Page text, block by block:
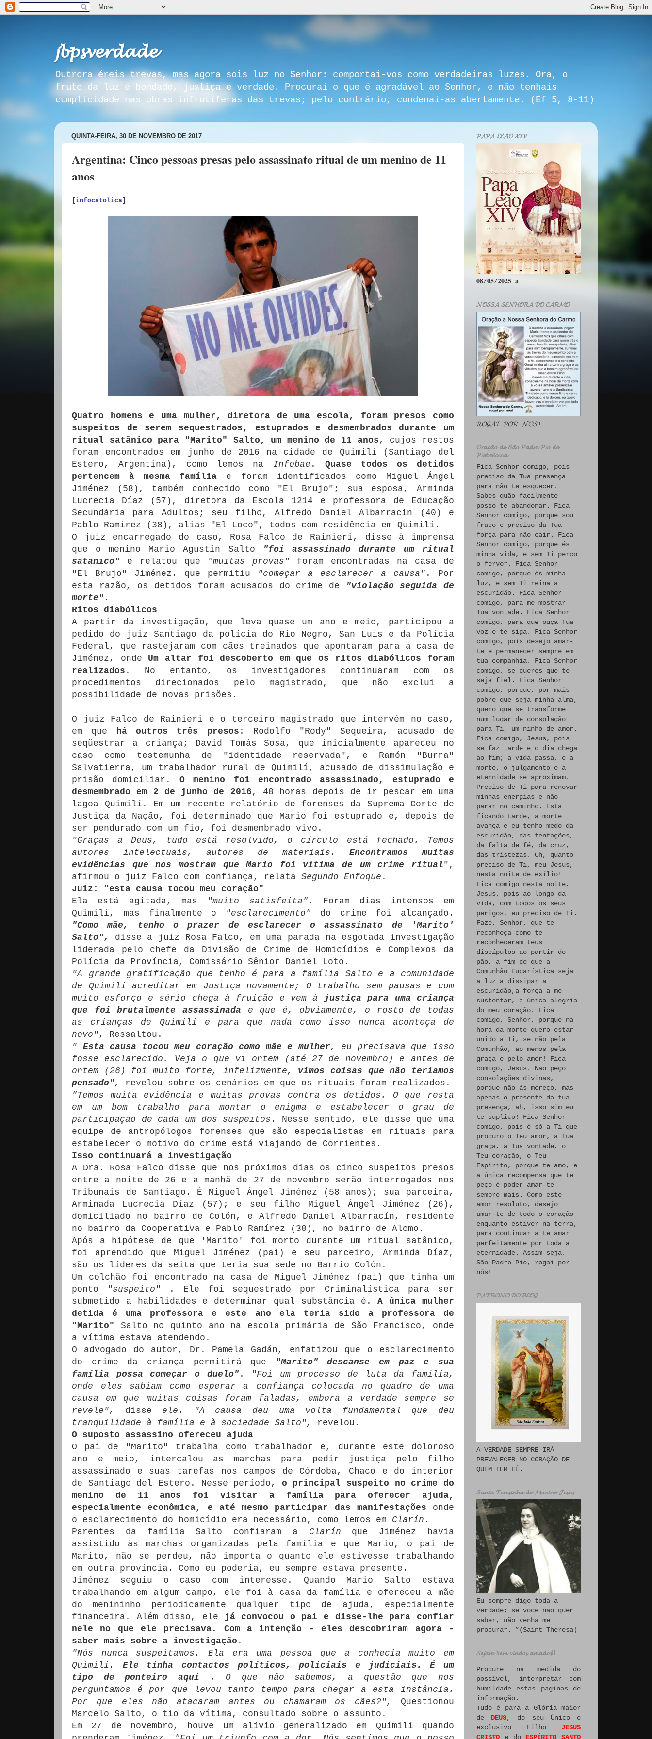
𝓳𝓫𝓹𝓼𝓿𝓮𝓻𝓭𝓪𝓭𝓮
Outrora éreis trevas, mas agora sois luz no Senhor: comportai-vos como verdadeiras luzes. Ora, o
fruto da luz é bondade, justiça e verdade. Procurai o que é agradável ao Senhor, e não tenhais
cumplicidade nas obras infrutíferas das trevas; pelo contrário, condenai-as abertamente. (Ef 5, 8-11)
QUINTA-FEIRA, 30 DE NOVEMBRO DE 2017
Argentina: Cinco pessoas presas pelo assassinato ritual de um menino de 11
anos
[infocatolica]
Quatro homens e uma mulher, diretora de uma escola, foram presos como
suspeitos de serem sequestrados, estuprados e desmembrados durante um
ritual satânico para "Marito" Salto, um menino de 11 anos , cujos restos
foram encontrados em junho de 2016 na cidade de Quimilí (Santiago del
Estero, Argentina), como lemos na Infobae .
Quase todos os detidos
pertencem à mesma família e foram identificados como Miguel Ángel
Jiménez (58), também conhecido como "El Brujo";
sua esposa, Arminda
Lucrecia Díaz (57), diretora da Escola 1214 e professora de Educação
Secundária para Adultos;
seu filho, Alfredo Daniel Albarracín (40) e
Pablo Ramírez (38), alias "El Loco", todos com residência em Quimilí.
O juiz encarregado do caso, Rosa Falco de Rainieri, disse à imprensa
que o menino Mario Agustín Salto
"foi assassinado durante um ritual
satânico" e relatou que "muitas provas" foram encontradas na casa de
"El Brujo" Jiménez. que permitiu
"começar a esclarecer a causa" .
Por
esta razão, os detidos foram acusados ​​do crime de
"violação seguida de
morte" .
Ritos diabólicos
A partir da investigação, que leva quase um ano e meio, participou a
pedido do juiz Santiago da polícia do Rio Negro, San Luis e da Polícia
Federal, que rastejaram com cães treinados que apontaram para a casa de
Jiménez, onde Um altar foi descoberto em que os ritos diabólicos foram
realizados .
No entanto, os investigadores continuaram com os
procedimentos direcionados pelo magistrado, que não exclui a
possibilidade de novas prisões.
O juiz Falco de Rainieri é o terceiro magistrado que intervém no caso,
em que
há outros três presos : Rodolfo "Rody" Sequeira, acusado de
seqüestrar a criança;
David Tomás Sosa, que inicialmente apareceu no
caso como testemunha de "identidade reservada", e Ramón "Burra"
Salvatierra, um trabalhador rural de Quimilí, acusado de dissimulação e
prisão domiciliar.
O menino foi encontrado assassinado, estuprado e
desmembrado em 2 de junho de 2016 , 48 horas depois de ir pescar em uma
lagoa Quimilí.
Em um recente relatório de forenses da Suprema Corte de
Justiça da Nação, foi determinado que Mario foi estuprado e, depois de
ser pendurado com um fio, foi desmembrado vivo.
"Graças a Deus, tudo está resolvido, o círculo está fechado.
Temos
autores intelectuais, autores de materiais.
Encontramos muitas
evidências que nos mostram que Mario foi vítima de um crime ritual",
afirmou o juiz Falco com confiança, relata Segundo Enfoque .
Juiz: "esta causa tocou meu coração"
Ela está agitada, mas
"muito satisfeita" .
Foram dias intensos em
Quimilí, mas finalmente o
"esclarecimento" do crime foi alcançado.
"Como mãe, tenho o prazer de esclarecer o assassinato de 'Marito'
Salto",
disse a juiz Rosa Falco, em uma parada na esgotada investigação
liderada pelo chefe da Divisão de Crime de Homicídios e Complexos da
Polícia da Província, Comissário Sênior Daniel Loto.
"A grande gratificação que tenho é para a família Salto e a comunidade
de Quimilí acreditar em Justiça novamente;
O trabalho sem pausas e com
muito esforço e sério chega à fruição e vem à
justiça para uma criança
que foi brutalmente assassinada e que é, obviamente, o rosto de todas
as crianças de Quimilí e para que nada como isso nunca aconteça de
novo" , Ressaltou.
" Esta causa tocou meu coração como mãe e mulher, eu precisava que isso
fosse esclarecido.
Veja o que vi ontem (até 27 de novembro) e antes de
ontem (26) foi muito forte, infelizmente, vimos coisas que não teríamos
pensado",
revelou sobre os cenários em que os rituais foram realizados.
"Temos muita evidência e muitas provas contra os detidos.
O que resta
em um bom trabalho para montar o enigma e estabelecer o grau de
participação de cada um dos suspeitos .
Nesse sentido, ele disse que uma
equipe de antropólogos forenses que são especialistas em rituais para
estabelecer o motivo do crime está viajando de Corrientes.
Isso continuará a investigação
A Dra. Rosa Falco disse que nos próximos dias os cinco suspeitos presos
entre a noite de 26 e a manhã de 27 de novembro serão interrogados nos
Tribunais de Santiago.
É Miguel Ángel Jiménez (58 anos);
sua parceira,
Arminada Lucrecia Díaz (57);
e seu filho Miguel Ángel Jiménez (26),
domiciliado no bairro de Colón, e Alfredo Daniel Albarracín, residente
no bairro da Cooperativa e Pablo Ramírez (38), no bairro de Alomo.
Após a hipótese de que 'Marito' foi morto durante um ritual satânico,
foi aprendido que Miguel Jiménez (pai) e seu parceiro, Arminda Díaz,
são os líderes da seita que teria sua sede no Barrio Colón.
Um colchão foi encontrado na casa de Miguel Jiménez (pai) que tinha um
ponto
"suspeito" .
Ele foi sequestrado por Criminalística para ser
submetido a habilidades e determinar qual substância é.
A única mulher
detida é uma professora e este ano ela teria sido a professora de
"Marito" Salto no quinto ano na escola primária de São Francisco, onde
a vítima estava atendendo.
O advogado do autor, Dr. Pamela Gadán, enfatizou que o esclarecimento
do crime da criança permitirá que
"Marito" descanse em paz e sua
família possa começar o duelo" .
"Foi um processo de luta da família,
onde eles sabiam como esperar a confiança colocada no quadro de uma
causa em que muitas coisas foram faladas, embora a verdade sempre se
revele",
disse ele .
"A causa deu uma volta fundamental que deu
tranquilidade à família e à sociedade Salto",
revelou.
O suposto assassino ofereceu ajuda
O pai de "Marito" trabalha como trabalhador e, durante este doloroso
ano e meio, intercalou as marchas para pedir justiça pelo filho
assassinado e suas tarefas nos campos de Córdoba, Chaco e do interior
de Santiago del Estero.
Nesse período, o principal suspeito no crime do
menino de 11 anos foi visitar a família para oferecer ajuda,
especialmente econômica, e até mesmo participar das manifestações onde
o esclarecimento do homicídio era necessário, como lemos em Clarín .
Parentes da família Salto confiaram a Clarín que Jiménez havia
assistido às marchas organizadas pela família e que Mario, o pai de
Marito, não se perdeu, não importa o quanto ele estivesse trabalhando
em outra província.
Como eu poderia, eu sempre estava presente.
Jiménez seguiu o caso com interesse.
Quando Mario Salto estava
trabalhando em algum campo, ele foi à casa da família e ofereceu a mãe
do menininho periodicamente qualquer tipo de ajuda, especialmente
financeira.
Além disso, ele
já convocou o pai e disse-lhe para confiar
nele no que ele precisava.
Com a intenção - eles descobriram agora -
saber mais sobre a investigação .
"Nós nunca suspeitamos.
Ela era uma pessoa que a conhecia muito em
Quimilí.
Ele tinha contactos políticos, policiais e judiciais.
É um
tipo de ponteiro aqui .
O que não sabemos, a questão que nos
perguntamos é por que levou tanto tempo para chegar a esta instância.
Por que eles não atacaram antes ou chamaram os cães?",
Questionou
Marcelo Salto, o tio da vítima, consultado sobre o assunto.
Em 27 de novembro, houve um alívio generalizado em Quimilí quando
𝓟𝓐𝓟𝓐 𝓛𝓔𝓐̃𝓞 𝓧𝓘𝓥
𝟎𝟖/𝟎𝟓/𝟐𝟎𝟐𝟓 𝐚
𝓝𝓞𝓢𝓢𝓐 𝓢𝓔𝓝𝓗𝓞𝓡𝓐 𝓓𝓞 𝓒𝓐𝓡𝓜𝓞
𝓡𝓞𝓖𝓐𝓘 𝓟𝓞𝓡 𝓝𝓞́𝓢!
𝓞𝓻𝓪𝓬̧𝓪̃𝓸 𝓭𝓮 𝓢𝓪̃𝓸 𝓟𝓪𝓭𝓻𝓮 𝓟𝓲𝓸 𝓭𝓮
𝓟𝓲𝓮𝓽𝓻𝓮𝓵𝓬𝓲𝓷𝓪
Fica Senhor comigo, pois
preciso da Tua presença
para não te esquecer.
Sabes quão facilmente
posso te abandonar. Fica
Senhor comigo, porque sou
fraco e preciso da Tua
força para não cair. Fica
Senhor comigo, porque és
minha vida, e sem Ti perco
o fervor. Fica Senhor
comigo, porque és minha
luz, e sem Ti reina a
escuridão. Fica Senhor
comigo, para me mostrar
Tua vontade. Fica Senhor
comigo, para que ouça Tua
voz e te siga. Fica Senhor
comigo, pois desejo amar-
te e permanecer sempre em
tua companhia. Fica Senhor
comigo, se queres que te
seja fiel. Fica Senhor
comigo, porque, por mais
pobre que seja minha alma,
quero que se transforme
num lugar de consolação
para Ti, um ninho de amor.
Fica comigo, Jesus, pois
se faz tarde e o dia chega
ao fim; a vida passa, e a
morte, o julgamento e a
eternidade se aproximam.
Preciso de Ti para renovar
minhas energias e não
parar no caminho. Está
ficando tarde, a morte
avança e eu tenho medo da
escuridão, das tentações,
da falta de fé, da cruz,
das tristezas. Oh, quanto
preciso de Ti, meu Jesus,
nesta noite de exílio!
Fica comigo nesta noite,
Jesus, pois ao longo da
vida, com todos os seus
perigos, eu preciso de Ti.
Faze, Senhor, que te
reconheça como te
reconheceram teus
discípulos ao partir do
pão, a fim de que a
Comunhão Eucarística seja
a luz a dissipar a
escuridão,a força a me
sustentar, a única alegria
do meu coração. Fica
comigo, Senhor, porque na
hora da morte quero estar
unido a Ti, se não pela
Comunhão, ao menos pela
graça e pelo amor! Fica
comigo, Jesus. Não peço
consolações divinas,
porque não às mereço, mas
apenas o presente da tua
presença, ah, isso sim eu
te suplico! Fica Senhor
comigo, pois é só a Ti que
procuro o Teu amor, a Tua
graça, a Tua vontade, o
Teu coração, o Teu
Espírito, porque te amo, e
a única recompensa que te
peço é poder amar-te
sempre mais. Como este
amor resoluto, desejo
amar-te de todo o coração
enquanto estiver na terra,
para continuar a te amar
perfeitamente por toda a
eternidade. Assim seja.
São Padre Pio, rogai por
nós!
𝓟𝓐𝓣𝓡𝓞𝓝𝓞 𝓓𝓞 𝓑𝓛𝓞𝓖
A VERDADE SEMPRE IRÁ
PREVALECER NO CORAÇÃO DE
QUEM TEM FÉ.
𝓢𝓪𝓷𝓽𝓪 𝓣𝓮𝓻𝓮𝓼𝓲𝓷𝓱𝓪 𝓭𝓸 𝓜𝓮𝓷𝓲𝓷𝓸 𝓙𝓮𝓼𝓾𝓼
Eu sempre digo toda a
verdade; se você não quer
saber, não venha me
procurar. ”(Saint Theresa)
𝓢𝓮𝓳𝓪𝓶 𝓫𝓮𝓶 𝓿𝓲𝓷𝓭𝓸𝓼 𝓪𝓶𝓪𝓭𝓸𝓼!!
Procure na medida do
possível, interpretar com
humildade estas paginas de
informação.
Tudo é para a Glória maior
de DEUS, do seu Único e
exclusivo Filho JESUS
CRISTO e do ESPÍRITO SANTO